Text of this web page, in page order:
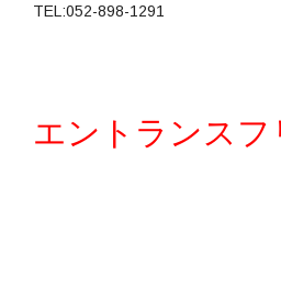
TEL:052-898-1291
エントランスフ